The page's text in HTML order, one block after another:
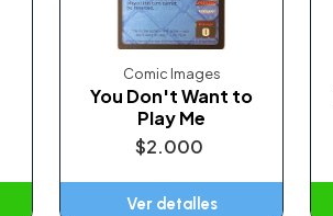
Comic Images
You Don't Want to
Play Me
$2.000
Ver detalles